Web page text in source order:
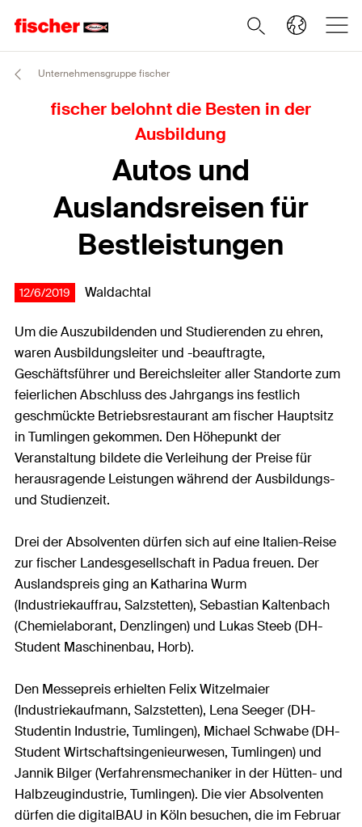
Unternehmensgruppe fischer
fischer belohnt die Besten in der
Ausbildung
Autos und
Auslandsreisen für
Bestleistungen
12/6/2019 Waldachtal
Um die Auszubildenden und Studierenden zu ehren,
waren Ausbildungsleiter und -beauftragte,
Geschäftsführer und Bereichsleiter aller Standorte zum
feierlichen Abschluss des Jahrgangs ins festlich
geschmückte Betriebsrestaurant am fischer Hauptsitz
in Tumlingen gekommen. Den Höhepunkt der
Veranstaltung bildete die Verleihung der Preise für
herausragende Leistungen während der Ausbildungs-
und Studienzeit.
Drei der Absolventen dürfen sich auf eine Italien-Reise
zur fischer Landesgesellschaft in Padua freuen. Der
Auslandspreis ging an Katharina Wurm
(Industriekauffrau, Salzstetten), Sebastian Kaltenbach
(Chemielaborant, Denzlingen) und Lukas Steeb (DH-
Student Maschinenbau, Horb).
Den Messepreis erhielten Felix Witzelmaier
(Industriekaufmann, Salzstetten), Lena Seeger (DH-
Studentin Industrie, Tumlingen), Michael Schwabe (DH-
Student Wirtschaftsingenieurwesen, Tumlingen) und
Jannik Bilger (Verfahrensmechaniker in der Hütten- und
Halbzeugindustrie, Tumlingen). Die vier Absolventen
dürfen die digitalBAU in Köln besuchen, die im Februar